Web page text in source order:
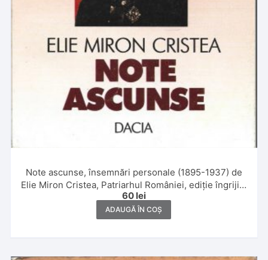
Note ascunse, însemnări personale (1895-1937) de
Elie Miron Cristea, Patriarhul României, ediție îngrijită
și notă asupra ediției de Maria și Pamfil Bilțiu, cuvânt
înainte, note științifice, comentarii de Gheorghe
Bodea, 1999, Cluj-Napoca
60 lei
ADAUGĂ ÎN COȘ